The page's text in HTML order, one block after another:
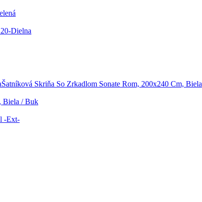
Dielna
Šatníková Skriňa So Zrkadlom Sonate Rom, 200x240 Cm, Biela
Biela / Buk
-Ext-